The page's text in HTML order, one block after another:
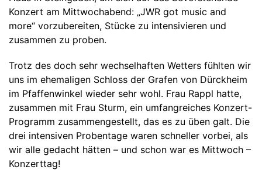
Schulkleidung
Schulverpflegung
Zeit zu Lernen (ZzL)
Außerschulische Hilfsangebote
SMV und Verbindungslehrkräfte
Schließfächer
Eltern ABC
Zuschüsse und Spenden
Konzert am Mittwochabend: „JWR got music and
more“ vorzubereiten, Stücke zu intensivieren und
zusammen zu proben.
Trotz des doch sehr wechselhaften Wetters fühlten wir
uns im ehemaligen Schloss der Grafen von Dürckheim
im Pfaffenwinkel wieder sehr wohl. Frau Rappl hatte,
zusammen mit Frau Sturm, ein umfangreiches Konzert-
Programm zusammengestellt, das es zu üben galt. Die
drei intensiven Probentage waren schneller vorbei, als
wir alle gedacht hätten – und schon war es Mittwoch –
Konzerttag!